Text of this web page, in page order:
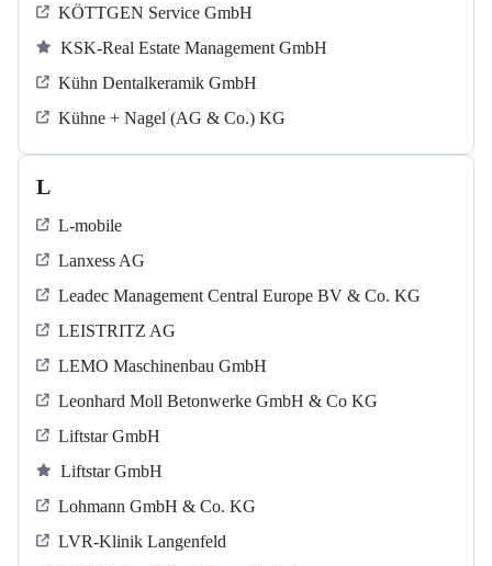
KÖTTGEN Service GmbH
KSK-Real Estate Management GmbH
Kühn Dentalkeramik GmbH
Kühne + Nagel (AG & Co.) KG
L
L-mobile
Lanxess AG
Leadec Management Central Europe BV & Co. KG
LEISTRITZ AG
LEMO Maschinenbau GmbH
Leonhard Moll Betonwerke GmbH & Co KG
Liftstar GmbH
Liftstar GmbH
Lohmann GmbH & Co. KG
LVR-Klinik Langenfeld